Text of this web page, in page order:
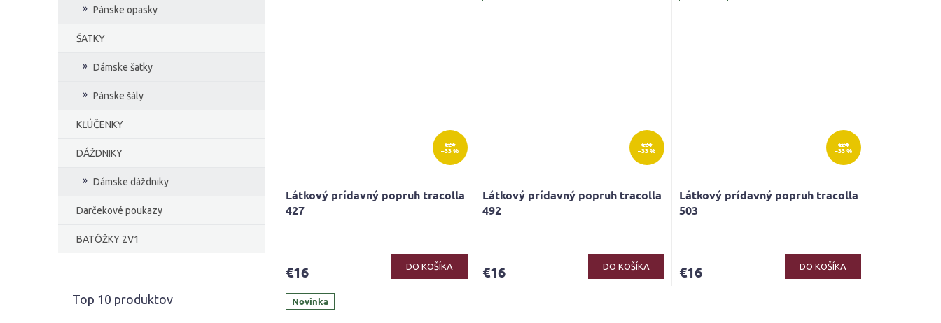
Pánske opasky
ŠATKY
Dámske šatky
Pánske šály
KĽÚČENKY
DÁŽDNIKY
Dámske dáždniky
Darčekové poukazy
BATÔŽKY 2V1
Top 10 produktov
€24
–33 %
Látkový prídavný popruh tracolla
427
€16 DO KOŠÍKA
€24
–33 %
Látkový prídavný popruh tracolla
492
je
€16 DO KOŠÍKA
€24
–33 %
Látkový prídavný popruh tracolla
503
€16 DO KOŠÍKA
Novinka